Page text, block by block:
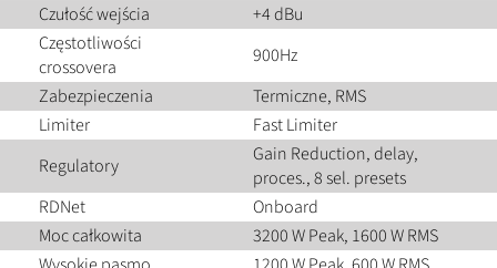
Czułość wejścia
+4 dBu
Częstotliwości
crossovera
900Hz
Zabezpieczenia
Termiczne, RMS
Limiter
Fast Limiter
Regulatory
Gain Reduction, delay,
proces., 8 sel. presets
RDNet
Onboard
Moc całkowita
3200 W Peak, 1600 W RMS